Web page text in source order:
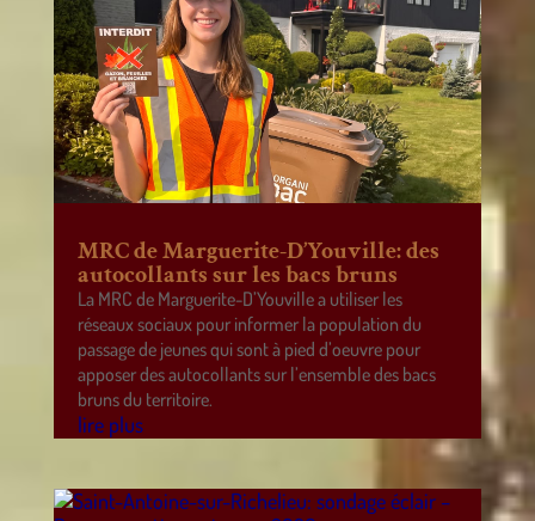
MRC de Marguerite-D’Youville: des
autocollants sur les bacs bruns
La MRC de Marguerite-D’Youville a utiliser les
réseaux sociaux pour informer la population du
passage de jeunes qui sont à pied d’oeuvre pour
apposer des autocollants sur l’ensemble des bacs
bruns du territoire.
lire plus